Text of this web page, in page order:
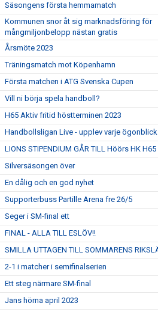
Säsongens första hemmamatch
Kommunen snor åt sig marknadsföring för
mångmiljonbelopp nästan gratis
Årsmöte 2023
Träningsmatch mot Köpenhamn
Första matchen i ATG Svenska Cupen
Vill ni börja spela handboll?
H65 Aktiv fritid höstterminen 2023
Handbollsligan Live - upplev varje ögonblick
LIONS STIPENDIUM GÅR TILL Höörs HK H65
Silversäsongen över
En dålig och en god nyhet
Supporterbuss Partille Arena fre 26/5
Seger i SM-final ett
FINAL - ALLA TILL ESLÖV!!
SMILLA UTTAGEN TILL SOMMARENS
2-1 i matcher i semifinalserien
Ett steg närmare SM-final
Jans hörna april 2023